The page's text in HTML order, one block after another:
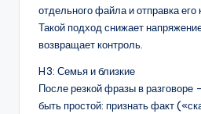
отдельного файла и отправка его
Такой подход снижает
возвращает контроль.
H3: Семья и близкие
После резкой фразы в разговоре
быть простой: признать факт